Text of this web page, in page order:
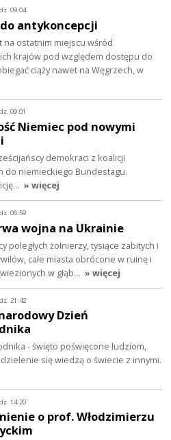
09:04
antykoncepcji
na ostatnim miejscu wśród
krajów pod względem dostępu do
ciąży nawet na Węgrzech, w
09:01
Niemiec pod nowymi
demokraci z koalicji
do niemieckiego Bundestagu.
» więcej
08:59
wojna na Ukrainie
poległych żołnierzy, tysiące zabitych i
całe miasta obrócone w ruinę i
w głąb… » więcej
21:42
Dzień
- święto poświęcone ludziom,
się wiedzą o świecie z innymi.
14:20
o prof. Włodzimierzu